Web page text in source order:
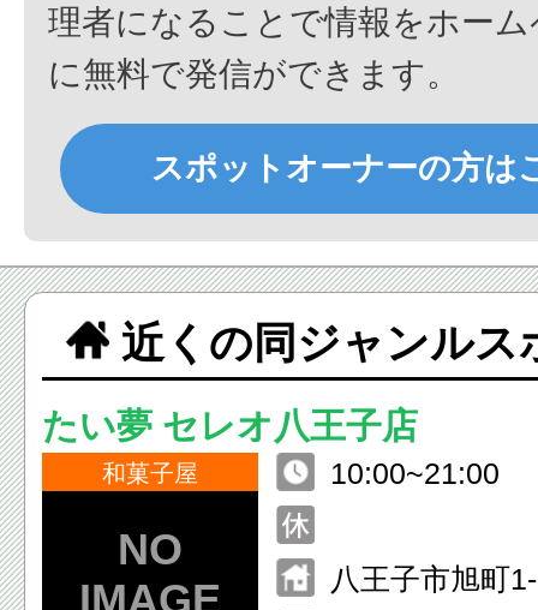
理者になることで情報をホー
に無料で発信ができます。
スポットオーナーの方は
近くの同ジャンルス
たい夢 セレオ八王子店
和菓子屋 10:00~21:00
八王子市旭町